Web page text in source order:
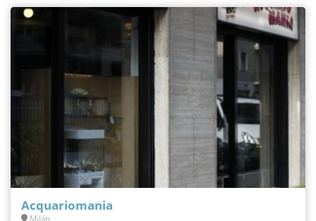
Acquariomania
Milán